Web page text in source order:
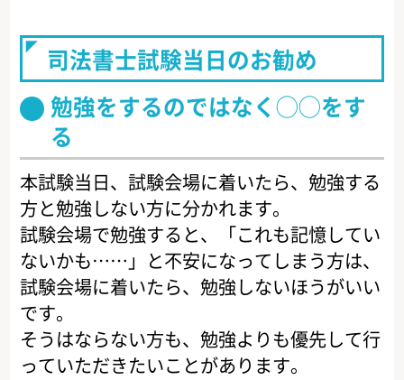
司法書士試験当日のお勧め
勉強をするのではなく◯◯をす
る
本試験当日、試験会場に着いたら、勉強する
方と勉強しない方に分かれます。
試験会場で勉強すると、「これも記憶してい
ないかも……」と不安になってしまう方は、
試験会場に着いたら、勉強しないほうがいい
です。
そうはならない方も、勉強よりも優先して行
っていただきたいことがあります。